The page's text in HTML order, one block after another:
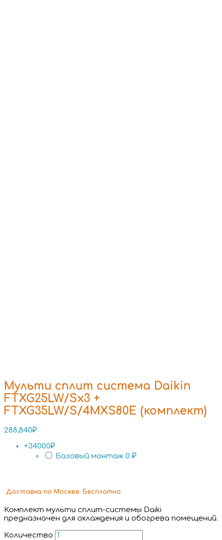
Мульти сплит система Daikin
FTXG25LW/Sx3 +
FTXG35LW/S/4MXS80E (комплект)
288,840₽
+34000₽
Базовый монтаж 0 ₽
Доставка по Москве: Бесплатно
Комплект мульти сплит-системы Daiki
предназначен для охлаждения и обогрева помещений.
Количество